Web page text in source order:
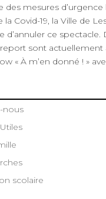
des mesures d’urgence
Covid-19, la Ville de
d’annuler ce spectacle.
sont actuellement
« À m’en donné ! »
nous
scolaire